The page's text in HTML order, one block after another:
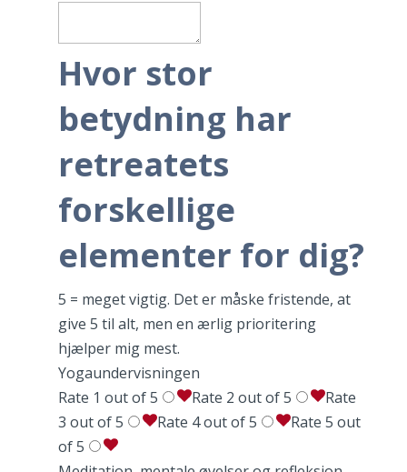
Hvor stor
betydning har
retreatets
forskellige
elementer for dig?
5 = meget vigtig. Det er måske fristende, at
give 5 til alt, men en ærlig prioritering
hjælper mig mest.
Yogaundervisningen
Rate 1 out of 5
Rate 2 out of 5
Rate
3 out of 5
Rate 4 out of 5
Rate 5 out
of 5